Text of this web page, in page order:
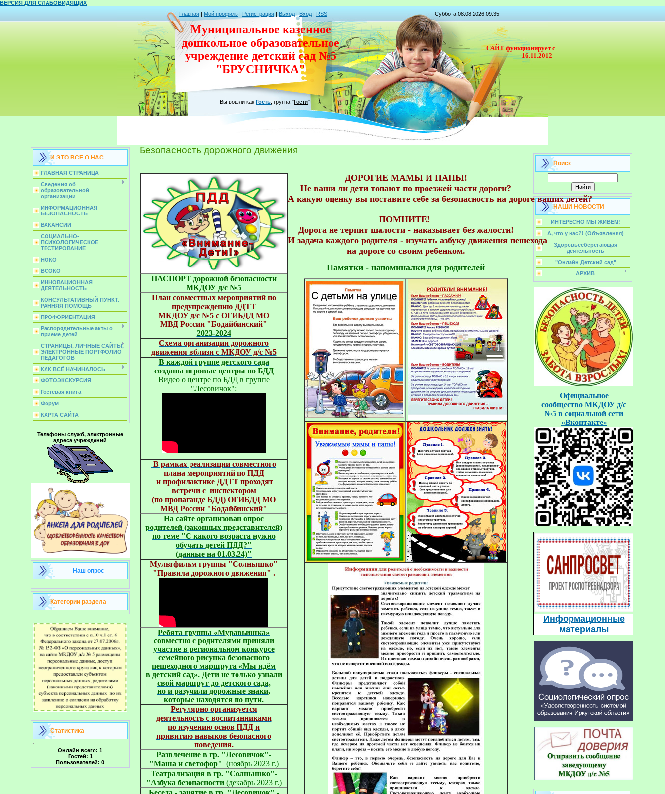
ВЕРСИЯ ДЛЯ СЛАБОВИДЯЩИХ
Главная | Мой профиль | Регистрация | Выход | Вход | RSS Суббота,08.08.2026,09:35
Муниципальное казенное
дошкольное образовательное
учреждение детский сад №5
"БРУСНИЧКА"
САЙТ функционирует с
16.11.2012
Вы вошли как Гость группа "Гости"
И ЭТО ВСЕ О НАС
ГЛАВНАЯ СТРАНИЦА
Сведения об
образовательной
организации
ИНФОРМАЦИОННАЯ
БЕЗОПАСНОСТЬ
ВАКАНСИИ
СОЦИАЛЬНО-
ПСИХОЛОГИЧЕСКОЕ
ТЕСТИРОВАНИЕ
НОКО
ВСОКО
ИННОВАЦИОННАЯ
ДЕЯТЕЛЬНОСТЬ
КОНСУЛЬТАТИВНЫЙ ПУНКТ.
РАННЯЯ ПОМОЩЬ
ПРОФОРИЕНТАЦИЯ
Распорядительные акты о
приеме детей
СТРАНИЦЫ, ЛИЧНЫЕ САЙТЫ,
ЭЛЕКТРОННЫЕ ПОРТФОЛИО
ПЕДАГОГОВ
КАК ВСЁ НАЧИНАЛОСЬ
ФОТОЭКСКУРСИЯ
Гостевая книга
Форум
КАРТА САЙТА
Телефоны служб, электронные
адреса учреждений
Наш опрос
Категории раздела
Статистика
Онлайн всего: 1
Гостей: 1
Пользователей: 0
Безопасность дорожного движения
ПАСПОРТ дорожной безопасности
МКДОУ д/с №5
План совместных мероприятий по
предупреждению ДДТТ
МКДОУ д/с №5 с ОГИБДД МО
МВД России "Бодайбинский"
2023-2024
Схема организации дорожного
движения вблизи с МКДОУ д/с №5
В каждой группе детского сада
созданы игровые центры по БДД
Видео о центре по БДД в группе
"Лесовичок":
В рамках реализации совместного
плана мероприятий по ПДД
и профилактике ДДТТ проходят
встречи с инспектором
(по пропаганде БДД) ОГИБДД МО
МВД России "Бодайбинский"
На сайте организован опрос
родителей (законных представителей)
по теме "С какого возраста нужно
обучать детей ПДД?"
(данные на 01.03.24)"
Мультфильм группы "Солнышко"
"Правила дорожного движения" .
Ребята группы «Муравьишка»
совместно с родителями приняли
участие в региональном конкурсе
семейного рисунка безопасного
пешеходного маршрута «Мы идём
в детский сад». Дети не только узнали
свой маршрут до детского сада,
но и разучили дорожные знаки,
которые находятся по пути.
Регулярно организуется
деятельность с воспитанниками
по изучению основ ПДД и
привитию навыков безопасного
поведения.
Развлечение в гр. "Лесовичок"-
"Маша и светофор" (ноябрь 2023 г.)
Театрализация в гр. "Солнышко"-
"Азбука безопасности (декабрь 2023 г.)
ДОРОГИЕ МАМЫ И ПАПЫ!
Не ваши ли дети топают по проезжей части дороги?
А какую оценку вы поставите себе за безопасность на дороге ваших детей?
ПОМНИТЕ!
Дорога не терпит шалости - наказывает без жалости!
И задача каждого родителя - изучать азбуку движения пешехода
Памятки - напоминалки для родителей
Поиск
НАШИ НОВОСТИ
ИНТЕРЕСНО МЫ ЖИВЁМ!
А, что у нас?! (Объявления)
Здоровьесберегающая
деятельность
"Онлайн Детский сад"
АРХИВ
Официальное
сообщество МКДОУ д/с
№5 в социальной сети
«Вконтакте»
Информационные
материалы